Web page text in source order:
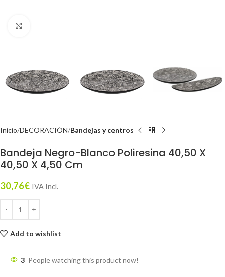
Inicio DECORACIÓN Bandejas y centros
Bandeja Negro-Blanco Poliresina 40,50 X
40,50 X 4,50 Cm
30,76€ IVA Incl.
Add to wishlist
3 People watching this product now!